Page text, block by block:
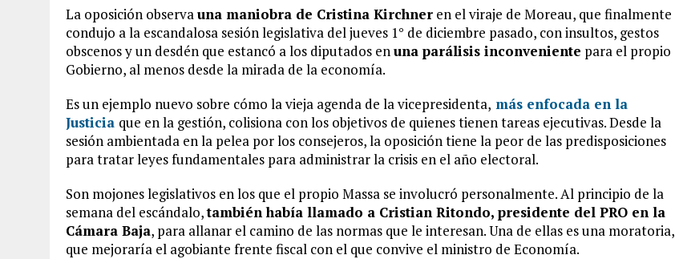
La oposición observa una maniobra de Cristina Kirchner en el viraje de Moreau, que finalmente
condujo a la escandalosa sesión legislativa del jueves 1° de diciembre pasado, con insultos, gestos
obscenos y un desdén que estancó a los diputados en una parálisis inconveniente para el propio
Gobierno, al menos desde la mirada de la economía.
Es un ejemplo nuevo sobre cómo la vieja agenda de la vicepresidenta, más enfocada en la
Justicia que en la gestión, colisiona con los objetivos de quienes tienen tareas ejecutivas. Desde la
sesión ambientada en la pelea por los consejeros, la oposición tiene la peor de las predisposiciones
para tratar leyes fundamentales para administrar la crisis en el año electoral.
Son mojones legislativos en los que el propio Massa se involucró personalmente. Al principio de la
semana del escándalo,también había llamado a Cristian Ritondo, presidente del PRO en la
Cámara Baja, para allanar el camino de las normas que le interesan. Una de ellas es una moratoria,
que mejoraría el agobiante frente fiscal con el que convive el ministro de Economía.